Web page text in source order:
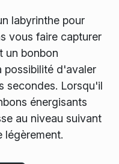
labyrinthe pour
vous faire capturer
un bonbon
possibilité d'avaler
secondes. Lorsqu'il
énergisants
au niveau suivant
légèrement.